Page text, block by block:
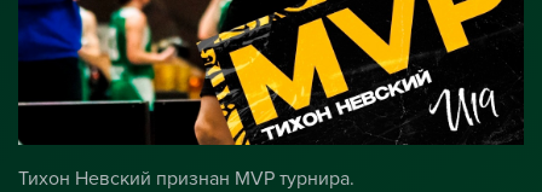
Тихон Невский признан MVP турнира.